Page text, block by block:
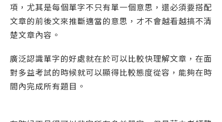
項，尤其是每個單字不只有單一個意思，還必須要搭配
文章的前後文來推斷適當的意思，才不會越看越搞不清
楚文章內容。
廣泛認識單字的好處就在於可以比較快理解文章，在面
對多益考試的時候就可以顯得比較態度從容，能夠在時
間內完成所有題目。